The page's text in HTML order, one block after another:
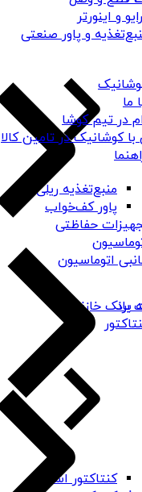
و اینورتر
و پاور صنعتی
منبع‌تغذیه ریلی
پاور کف‌خواب
حفاظتی
اتوماسیون
برد
کنتاکتور اشنایدر
بانک خازنی
ما
در تیم کوشا
کوشانیک در تامین کالا